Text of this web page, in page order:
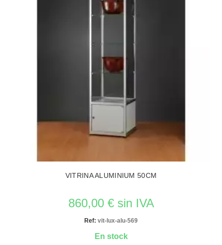
VITRINA ALUMINIUM 50CM
860,00 € sin IVA
Ref: vit-lux-alu-569
En stock